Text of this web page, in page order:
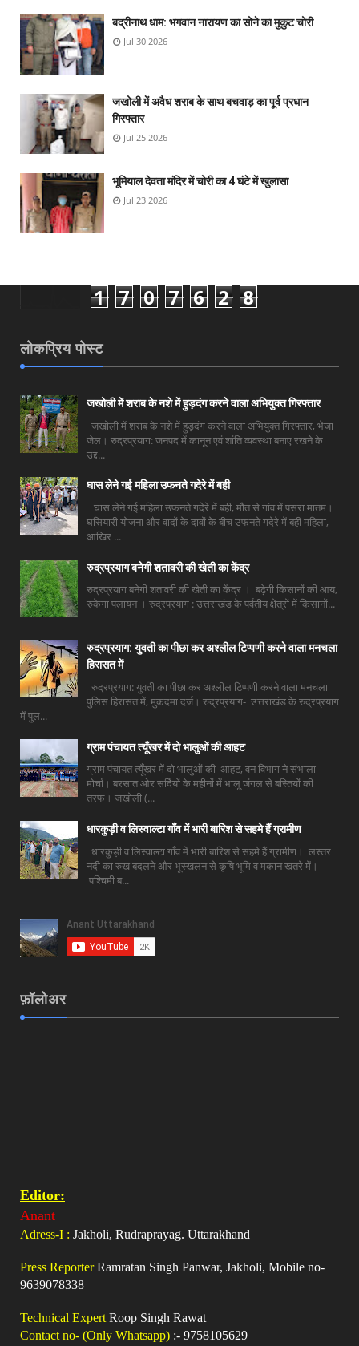
बद्रीनाथ धाम: भगवान नारायण का सोने का मुकुट चोरी
Jul 30 2026
जखोली में अवैध शराब के साथ बचवाड़ का पूर्व प्रधान
गिरफ्तार
Jul 25 2026
भूमियाल देवता मंदिर में चोरी का 4 घंटे में खुलासा
Jul 23 2026
1 7 0 7 6 2 8
लोकप्रिय पोस्ट
जखोली में शराब के नशे में हुड़दंग करने वाला अभियुक्त गिरफ्तार
जखोली में शराब के नशे में हुड़दंग करने वाला अभियुक्त गिरफ्तार, भेजा
जेल। रुद्रप्रयाग: जनपद में कानून एवं शांति व्यवस्था बनाए रखने के
उद्द...
घास लेने गई महिला उफनते गदेरे में बही
घास लेने गई महिला उफनते गदेरे में बही, मौत से गांव में पसरा मातम।
घसियारी योजना और वादों के दावों के बीच उफनते गदेरे में बही महिला,
आखिर ...
रुद्रप्रयाग बनेगी शतावरी की खेती का केंद्र
रुद्रप्रयाग बनेगी शतावरी की खेती का केंद्र । बढ़ेगी किसानों की आय,
रुकेगा पलायन । रुद्रप्रयाग : उत्तराखंड के पर्वतीय क्षेत्रों में किसानों...
रुद्रप्रयाग: युवती का पीछा कर अश्लील टिप्पणी करने वाला मनचला
हिरासत में
रुद्रप्रयाग: युवती का पीछा कर अश्लील टिप्पणी करने वाला मनचला
पुलिस हिरासत में, मुकदमा दर्ज। रुद्रप्रयाग- उत्तराखंड के रुद्रप्रयाग
में पुल...
ग्राम पंचायत त्यूँखर में दो भालुओं की आहट
ग्राम पंचायत त्यूँखर में दो भालुओं की आहट, वन विभाग ने संभाला
मोर्चा। बरसात ओर सर्दियों के महीनों में भालू जंगल से बस्तियों की
तरफ। जखोली (...
धारकुड़ी व लिस्वाल्टा गाँव में भारी बारिश से सहमे हैं ग्रामीण
धारकुड़ी व लिस्वाल्टा गाँव में भारी बारिश से सहमे हैं ग्रामीण। लस्तर
नदी का रुख बदलने और भूस्खलन से कृषि भूमि व मकान खतरे में।
पश्चिमी ब...
फ़ॉलोअर
Editor:
Anant
Adress-I : Jakholi, Rudraprayag. Uttarakhand
Press ReporterRamratan Singh Panwar, Jakholi, Mobile no-
9639078338
Technical ExpertRoop Singh Rawat
Contact no- (Only Whatsapp) :- 9758105629